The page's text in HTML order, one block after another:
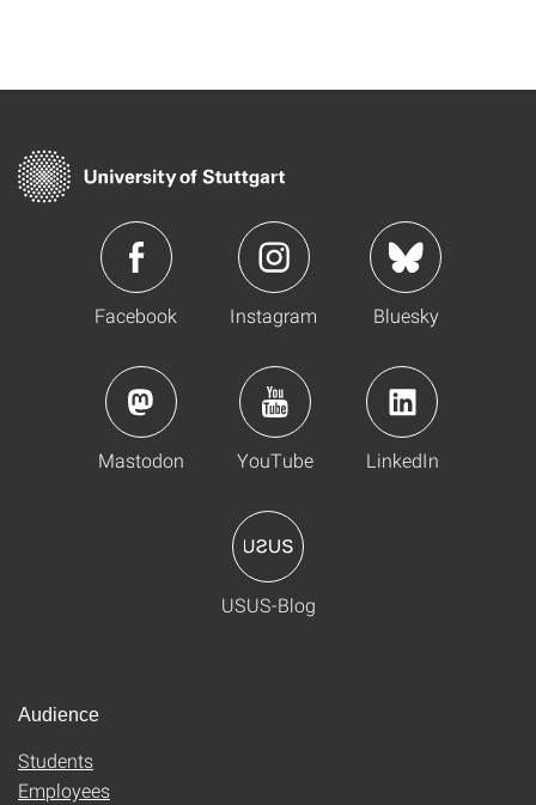
Facebook Instagram Bluesky
Mastodon YouTube LinkedIn
USUS-Blog
Audience
Students
Employees